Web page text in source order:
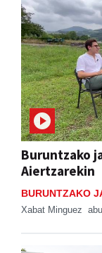
Buruntzako
Aiertzarekin
BURUNTZAKO
Xabat Minguez